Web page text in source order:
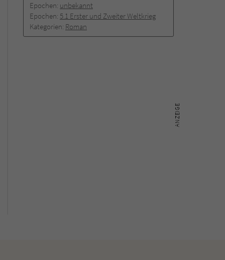
Epochen: unbekannt
Epochen: 5.1 Erster und Zweiter Weltkrieg
Kategorien: Roman